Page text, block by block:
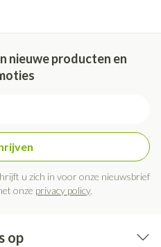
nieuwe producten en
u zich in voor onze nieuwsbrief
onze privacy policy.
op